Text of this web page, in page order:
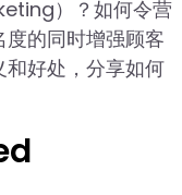
）？如何令营
的同时增强顾客
好处，分享如何